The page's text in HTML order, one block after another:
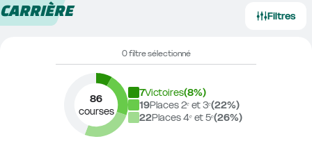
CARRIÈRE Filtres
0 filtre sélectionné
86
courses
7Victoires(8%)
19Places 2ᵉ et 3ᵉ(22%)
22Places 4ᵉ et 5ᵉ(26%)